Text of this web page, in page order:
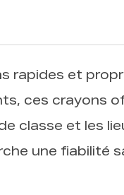
rapides et
ces crayons
classe et les
une fiabilité